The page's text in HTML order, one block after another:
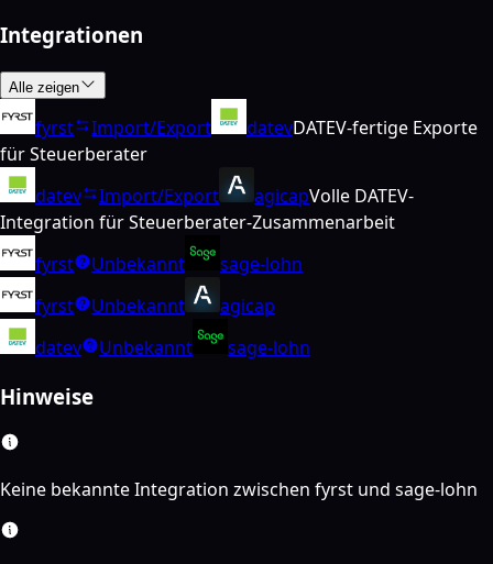
Integrationen
Alle zeigen
fyrst Import/Export datevDATEV-fertige Exporte
für Steuerberater
datev
Import/Export agicapVolle DATEV-
Integration für Steuerberater-Zusammenarbeit
fyrst
Unbekannt
sage-lohn
fyrst
Unbekannt
agicap
datev
Unbekannt sage-lohn
Hinweise
Keine bekannte Integration zwischen fyrst und sage-lohn